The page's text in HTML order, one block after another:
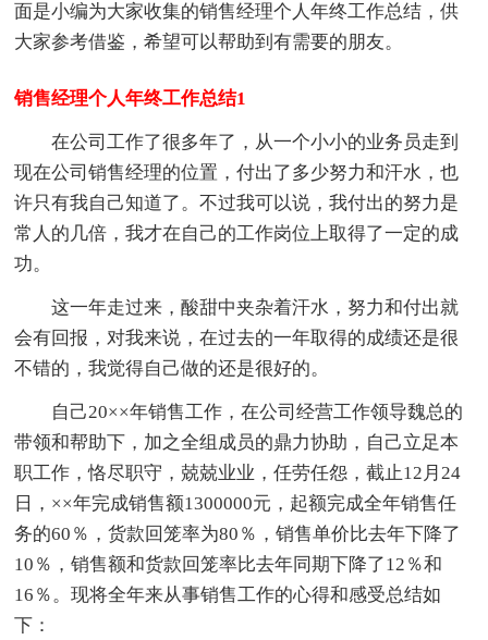
面是小编为大家收集的销售经理个人年终工作总结，供
大家参考借鉴，希望可以帮助到有需要的朋友。
销售经理个人年终工作总结1
在公司工作了很多年了，从一个小小的业务员走到
现在公司销售经理的位置，付出了多少努力和汗水，也
许只有我自己知道了。不过我可以说，我付出的努力是
常人的几倍，我才在自己的工作岗位上取得了一定的成
功。
这一年走过来，酸甜中夹杂着汗水，努力和付出就
会有回报，对我来说，在过去的一年取得的成绩还是很
不错的，我觉得自己做的还是很好的。
自己20××年销售工作，在公司经营工作领导魏总的
带领和帮助下，加之全组成员的鼎力协助，自己立足本
职工作，恪尽职守，兢兢业业，任劳任怨，截止12月24
日，××年完成销售额1300000元，起额完成全年销售任
务的60％，货款回笼率为80％，销售单价比去年下降了
10％，销售额和货款回笼率比去年同期下降了12％和
16％。现将全年来从事销售工作的心得和感受总结如
下：